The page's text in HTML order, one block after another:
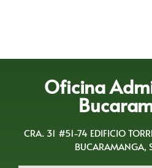
Oficina
CRA. 31 #51-74 EDIFICIO
BUCARAMANGA,